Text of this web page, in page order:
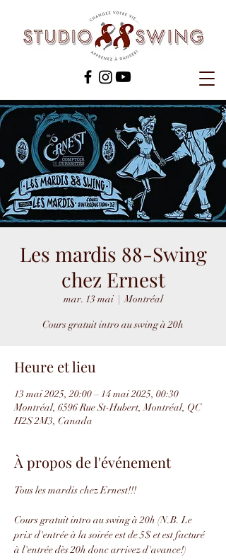
Les mardis 88-Swing
chez Ernest
mar. 13 mai
  |
Montréal
Cours gratuit intro au swing à 20h
Heure et lieu
13 mai 2025, 20:00 – 14 mai 2025, 00:30
Montréal, 6596 Rue St-Hubert, Montréal, QC
H2S 2M3, Canada
À propos de l'événement
Tous les mardis chez Ernest!!!
Cours gratuit intro au swing à 20h (N.B. Le
prix d'entrée à la soirée est de 5$ et est facturé
à l'entrée dès 20h donc arrivez d'avance!)